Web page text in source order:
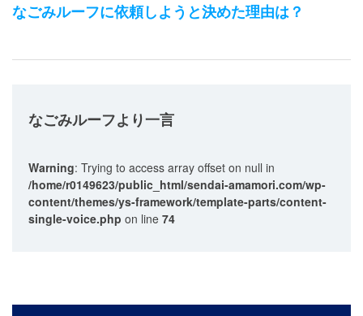
なごみルーフに依頼しようと決めた理由は？
なごみルーフより一言
Warning: Trying to access array offset on null in
/home/r0149623/public_html/sendai-amamori.com/wp-
content/themes/ys-framework/template-parts/content-
single-voice.php on line 74